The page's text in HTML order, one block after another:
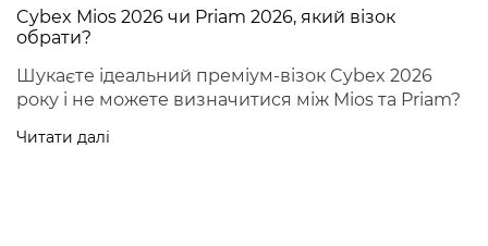
Cybex Mios 2026 чи Priam 2026, який візок
обрати?
Шукаєте ідеальний преміум-візок Cybex 2026
року і не можете визначитися між Mios та Priam?
Читати далі